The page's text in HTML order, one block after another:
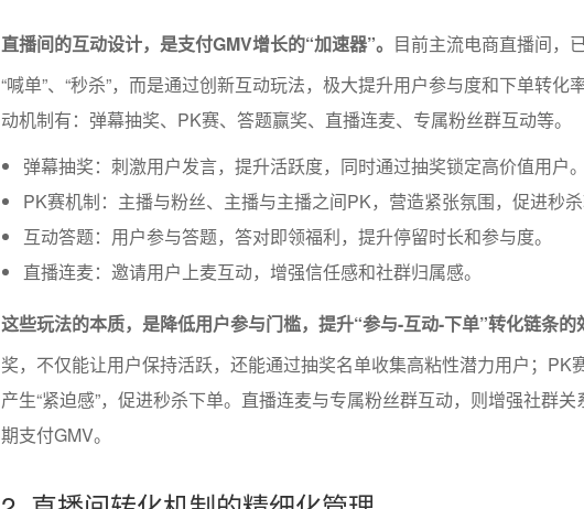
直播间的互动设计，是支付GMV增长的“加速器”。 目前主流电商直播间，
“喊单”、“秒杀”，而是通过创新互动玩法，极大提升用户参与度和下单转化
动机制有：弹幕抽奖、PK赛、答题赢奖、直播连麦、专属粉丝群互动等。
弹幕抽奖：刺激用户发言，提升活跃度，同时通过抽奖锁定高价值用户。
PK赛机制：主播与粉丝、主播与主播之间PK，营造紧张氛围，促进秒杀
互动答题：用户参与答题，答对即领福利，提升停留时长和参与度。
直播连麦：邀请用户上麦互动，增强信任感和社群归属感。
这些玩法的本质，是降低用户参与门槛，提升“参与-互动-下单”转化链条的
奖，不仅能让用户保持活跃，还能通过抽奖名单收集高粘性潜力用户；PK
产生“紧迫感”，促进秒杀下单。直播连麦与专属粉丝群互动，则增强社群
期支付GMV。